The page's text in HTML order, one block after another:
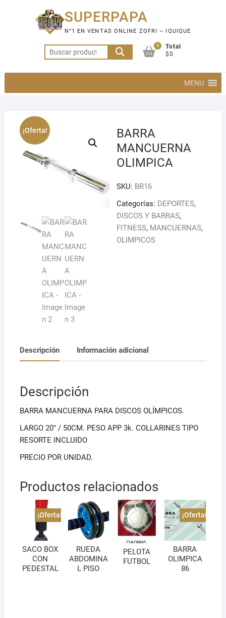
SUPERPAPA
N°1 EN VENTAS ONLINE ZOFRI – IQUIQUE
Buscar
por:
0
Total
$0
MENU
¡Oferta!
BARRA
MANCUERNA
OLIMPICA
SKU: BR16
Categorías: DEPORTES,
DISCOS Y BARRAS,
FITNESS, MANCUERNAS,
OLIMPICOS
Descripción Información adicional
Descripción
BARRA MANCUERNA PARA DISCOS OLÍMPICOS.
LARGO 20″ / 50CM. PESO APP 3k. COLLARINES TIPO
RESORTE INCLUIDO
PRECIO POR UNIDAD.
Productos relacionados
¡Oferta!
SACO BOX
CON
PEDESTAL
RUEDA
ABDOMINA
L PISO
PELOTA
FUTBOL
¡Oferta!
BARRA
OLIMPICA
86